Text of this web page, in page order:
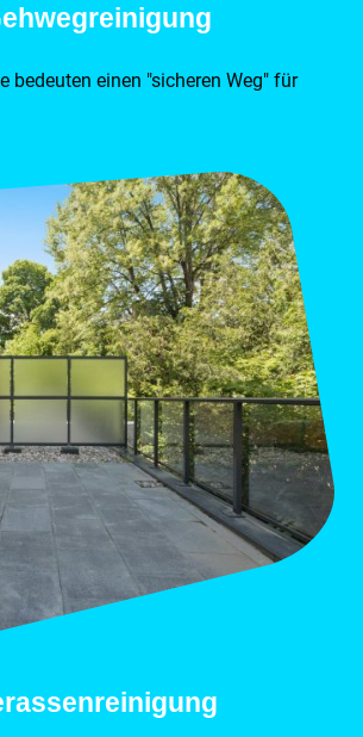
bedeuten einen "sicheren Weg" für